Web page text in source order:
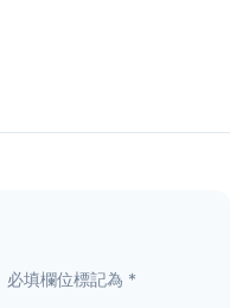
必填欄位標記為 *